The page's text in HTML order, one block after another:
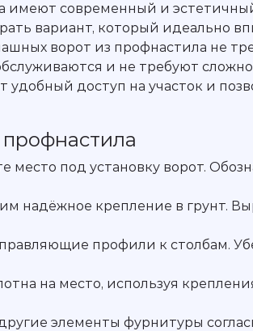
имеют современный и
вариант, который идеально
ворот из профнастила не
и не требуют
доступ на участок и
под установку ворот.
надёжное крепление в грунт.
профили к столбам.
на место, используя
элементы фурнитуры